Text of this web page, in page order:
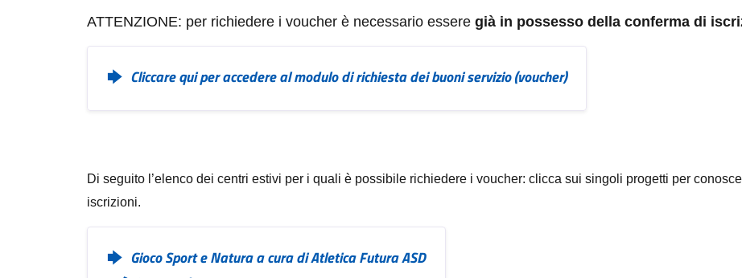
ATTENZIONE: per richiedere i voucher è necessario essere già in possesso della conferma di
Cliccare qui per accedere al modulo di richiesta dei buoni servizio (voucher)
Di seguito l’elenco dei centri estivi per i quali è possibile richiedere i voucher: clicca sui singoli progetti per
iscrizioni.
Gioco Sport e Natura a cura di Atletica Futura ASD